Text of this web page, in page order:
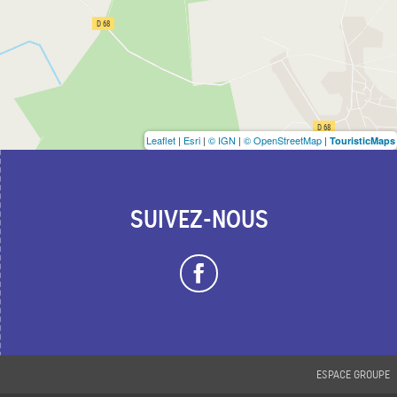
Leaflet | Esri | © IGN | © OpenStreetMap | TouristicMaps
SUIVEZ-NOUS
ESPACE GROUPE